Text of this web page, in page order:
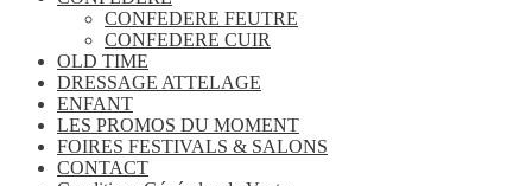
CONFEDERE FEUTRE
CONFEDERE CUIR
OLD TIME
DRESSAGE ATTELAGE
ENFANT
LES PROMOS DU MOMENT
FOIRES FESTIVALS & SALONS
CONTACT